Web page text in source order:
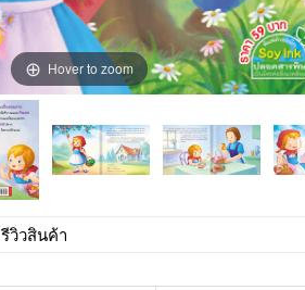
Hover to zoom
รีวิวสินค้า